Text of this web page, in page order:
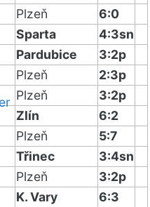
Plzeň
6:0
Sparta
4:3sn
Pardubice
3:2p
Plzeň
2:3p
Plzeň
3:2p
Zlín
6:2
Plzeň
5:7
Třinec
3:4sn
Plzeň
3:2p
K. Vary 6:3